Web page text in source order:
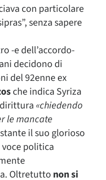
con particolare
senza sapere
-e dell’accordo-
decidono di
del 92enne ex
che indica Syriza
«chiedendo
le mancate
il suo glorioso
politica
Oltretutto non si